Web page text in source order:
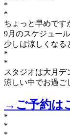
*
*
ちょっと早めです
9月のスケジュー
少しは涼しくなる
*
*
スタジオは大月デ
涼しい中でお過ご
→ご予約は
*
*
*